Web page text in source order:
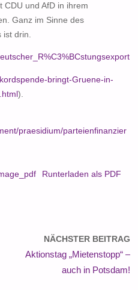
CDU und AfD in ihrem
Ganz im Sinne des
drin.
bringt-Gruene-in-
).
praesidium/parteienfinanzier
Runterladen als PDF
NÄCHSTER BEITRAG
Aktionstag „Mietenstopp“ –
auch in Potsdam!